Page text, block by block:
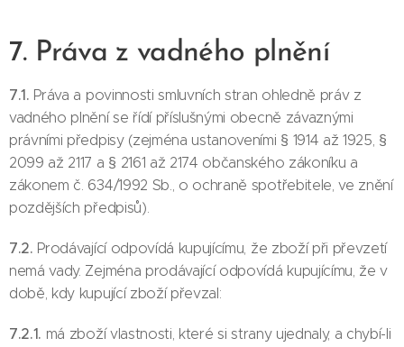
7. Práva z vadného plnění
7.1. Práva a povinnosti smluvních stran ohledně práv z
vadného plnění se řídí příslušnými obecně závaznými
právními předpisy (zejména ustanoveními § 1914 až 1925, §
2099 až 2117 a § 2161 až 2174 občanského zákoníku a
zákonem č. 634/1992 Sb., o ochraně spotřebitele, ve znění
pozdějších předpisů).
7.2. Prodávající odpovídá kupujícímu, že zboží při převzetí
nemá vady. Zejména prodávající odpovídá kupujícímu, že v
době, kdy kupující zboží převzal:
7.2.1. má zboží vlastnosti, které si strany ujednaly, a chybí-li